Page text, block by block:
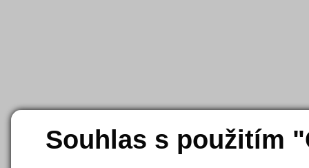
Souhlas s použitím